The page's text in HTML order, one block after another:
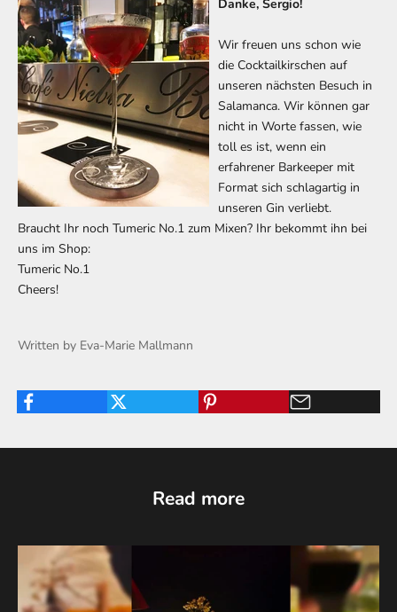
Danke, Sergio!
Wir freuen uns schon wie
die Cocktailkirschen auf
unseren nächsten Besuch in
Salamanca. Wir können gar
nicht in Worte fassen, wie
toll es ist, wenn ein
erfahrener Barkeeper mit
Format sich schlagartig in
unseren Gin verliebt.
Braucht Ihr noch Tumeric No.1 zum Mixen? Ihr bekommt ihn bei
uns im Shop:
Tumeric No.1
Cheers!
Written by Eva-Marie Mallmann
Read more